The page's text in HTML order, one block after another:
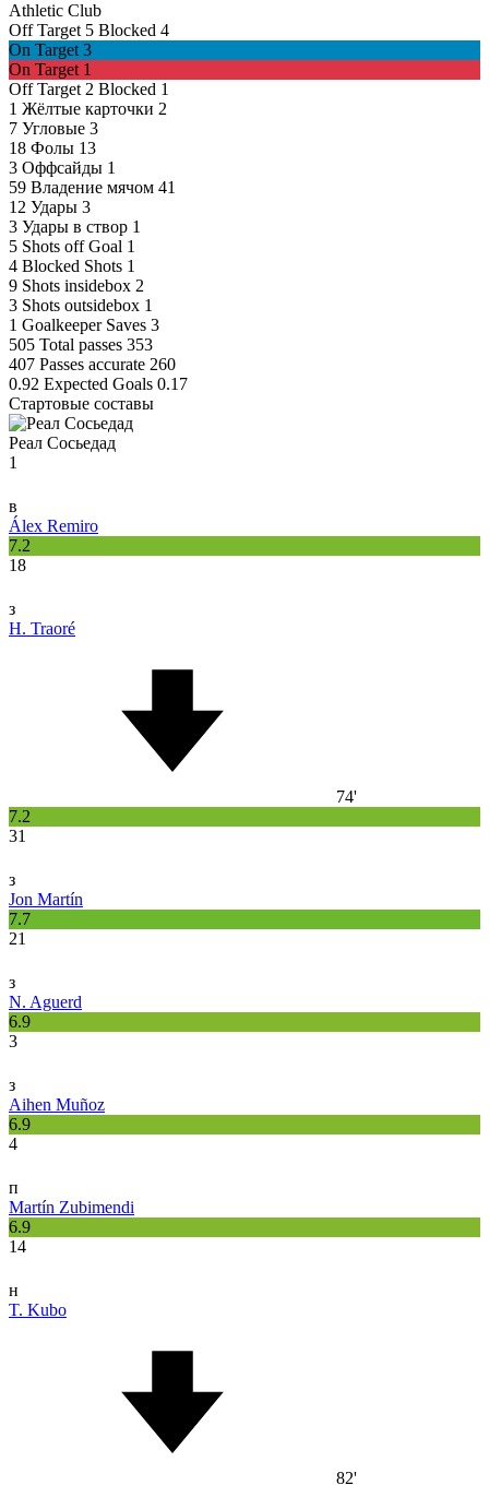
Athletic Club
Off Target 5 Blocked 4
On Target 3
On Target 1
Off Target 2 Blocked 1
1 Жёлтые карточки 2
7 Угловые 3
18 Фолы 13
3 Оффсайды 1
59 Владение мячом 41
12 Удары 3
3 Удары в створ 1
5 Shots off Goal 1
4 Blocked Shots 1
9 Shots insidebox 2
3 Shots outsidebox 1
1 Goalkeeper Saves 3
505 Total passes 353
407 Passes accurate 260
0.92 Expected Goals 0.17
Стартовые составы
Реал Сосьедад
1
в
Álex Remiro
7.2
18
з
H. Traoré
74'
7.2
31
з
Jon Martín
7.7
21
з
N. Aguerd
6.9
3
з
Aihen Muñoz
6.9
4
п
Martín Zubimendi
6.9
14
н
T. Kubo
82'